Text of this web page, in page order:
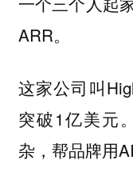
ARR。
这家公司叫
突破1亿美元
杂，帮品牌用